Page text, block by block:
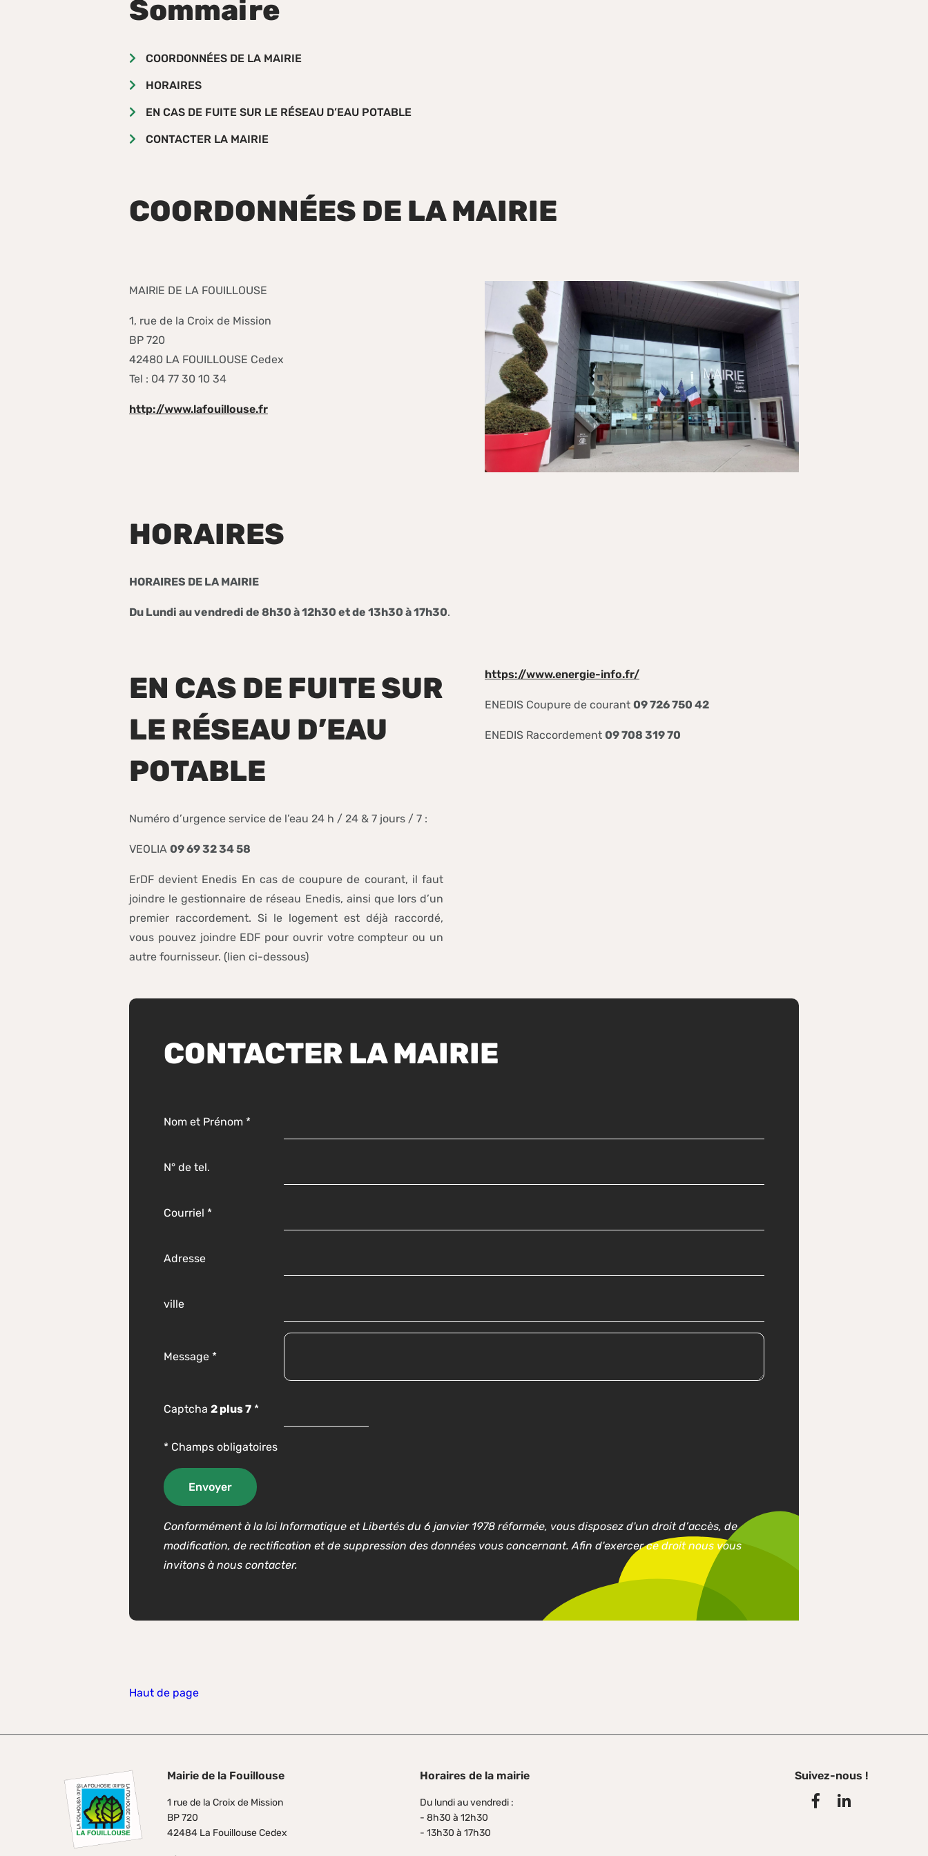
Sommaire
COORDONNÉES DE LA MAIRIE
HORAIRES
EN CAS DE FUITE SUR LE RÉSEAU D’EAU POTABLE
CONTACTER LA MAIRIE
COORDONNÉES DE LA MAIRIE
MAIRIE DE LA FOUILLOUSE
1, rue de la Croix de Mission
BP 720
42480 LA FOUILLOUSE Cedex
Tel : 04 77 30 10 34
http://www.lafouillouse.fr
HORAIRES
HORAIRES DE LA MAIRIE
Du Lundi au vendredi de 8h30 à 12h30 et de 13h30 à 17h30.
EN CAS DE FUITE SUR
LE RÉSEAU D’EAU
POTABLE
Numéro d’urgence service de l’eau 24 h / 24 & 7 jours / 7 :
VEOLIA 09 69 32 34 58
ErDF devient Enedis En cas de coupure de courant, il faut
joindre le gestionnaire de réseau Enedis, ainsi que lors d’un
premier raccordement. Si le logement est déjà raccordé,
vous pouvez joindre EDF pour ouvrir votre compteur ou un
autre fournisseur. (lien ci-dessous)
https://www.energie-info.fr/
ENEDIS Coupure de courant 09 726 750 42
ENEDIS Raccordement 09 708 319 70
CONTACTER LA MAIRIE
Nom et Prénom *
N° de tel.
Courriel *
Adresse
ville
Message *
Captcha 2 plus 7 *
* Champs obligatoires
Conformément à la loi Informatique et Libertés du 6 janvier 1978 réformée, vous disposez d'un droit d’accès, de
modification, de rectification et de suppression des données vous concernant. Afin d'exercer ce droit nous vous
invitons à nous contacter.
Haut de page
Mairie de la Fouillouse
1 rue de la Croix de Mission
BP 720
42484 La Fouillouse Cedex
Horaires de la mairie
Du lundi au vendredi :
- 8h30 à 12h30
- 13h30 à 17h30
Suivez-nous !
FacebookLinkedin